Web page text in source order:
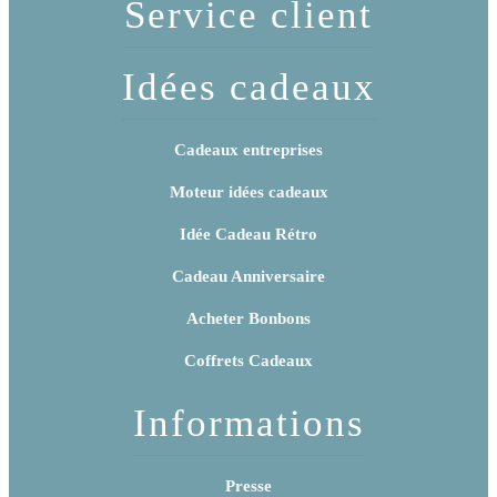
Service client
Idées cadeaux
Cadeaux entreprises
Moteur idées cadeaux
Idée Cadeau Rétro
Cadeau Anniversaire
Acheter Bonbons
Coffrets Cadeaux
Informations
Presse